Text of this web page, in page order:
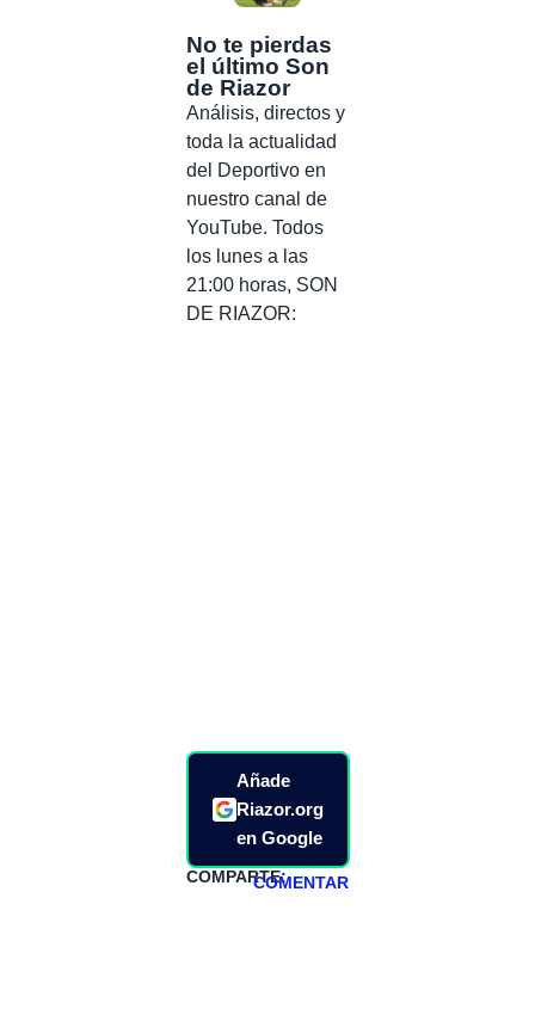
No te pierdas
el último Son
de Riazor
Análisis, directos y
toda la actualidad
del Deportivo en
nuestro canal de
YouTube. Todos
los lunes a las
21:00 horas, SON
DE RIAZOR:
Añade
Riazor.org
en Google
COMPARTE:COMENTAR